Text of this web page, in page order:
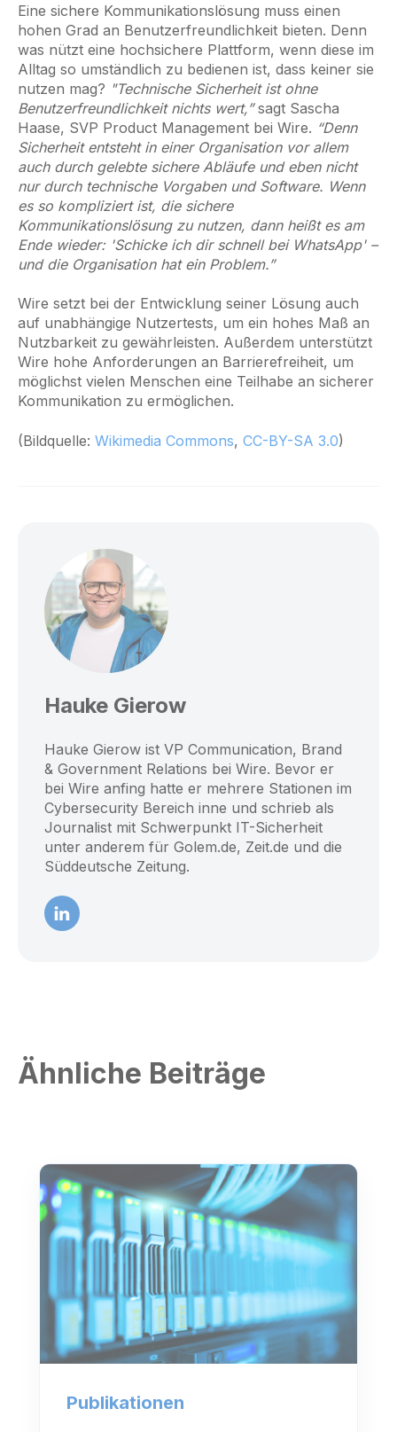
Eine sichere Kommunikationslösung muss einen
hohen Grad an Benutzerfreundlichkeit bieten. Denn
was nützt eine hochsichere Plattform, wenn diese im
Alltag so umständlich zu bedienen ist, dass keiner sie
nutzen mag? "Technische Sicherheit ist ohne
Benutzerfreundlichkeit nichts wert,”sagt Sascha
Haase, SVP Product Management bei Wire. “Denn
Sicherheit entsteht in einer Organisation vor allem
auch durch gelebte sichere Abläufe und eben nicht
nur durch technische Vorgaben und Software. Wenn
es so kompliziert ist, die sichere
Kommunikationslösung zu nutzen, dann heißt es am
Ende wieder: 'Schicke ich dir schnell bei WhatsApp' –
und die Organisation hat ein Problem.”
Wire setzt bei der Entwicklung seiner Lösung auch
auf unabhängige Nutzertests, um ein hohes Maß an
Nutzbarkeit zu gewährleisten. Außerdem unterstützt
Wire hohe Anforderungen an Barrierefreiheit, um
möglichst vielen Menschen eine Teilhabe an sicherer
Kommunikation zu ermöglichen.
(Bildquelle: Wikimedia Commons, CC-BY-SA 3.0)
Hauke Gierow
Hauke Gierow ist VP Communication, Brand
& Government Relations bei Wire. Bevor er
bei Wire anfing hatte er mehrere Stationen im
Cybersecurity Bereich inne und schrieb als
Journalist mit Schwerpunkt IT-Sicherheit
unter anderem für Golem.de, Zeit.de und die
Süddeutsche Zeitung.
Ähnliche Beiträge
Publikationen